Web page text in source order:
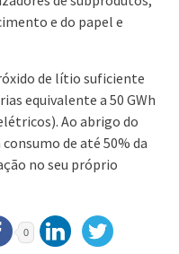
e do papel e
de lítio suficiente
equivalente a 50 GWh
Ao abrigo do
de até 50% da
no seu próprio
0